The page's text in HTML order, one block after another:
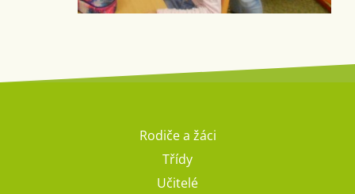
Rodiče a žáci
Třídy
Učitelé